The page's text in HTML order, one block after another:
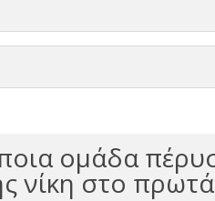
ομάδα
νίκη στο